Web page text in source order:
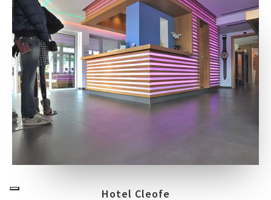
Hotel Cleofe